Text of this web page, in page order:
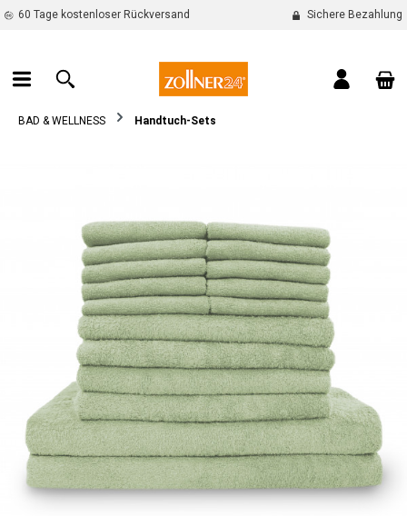
springen
60 Tage kostenloser Rückversand Sichere Bezahlung
BAD & WELLNESS Handtuch-Sets